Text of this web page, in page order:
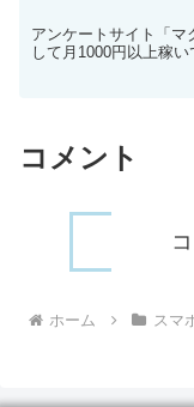
アンケートサイト「マ
して月1000円以上稼い
コメント
ホーム スマ